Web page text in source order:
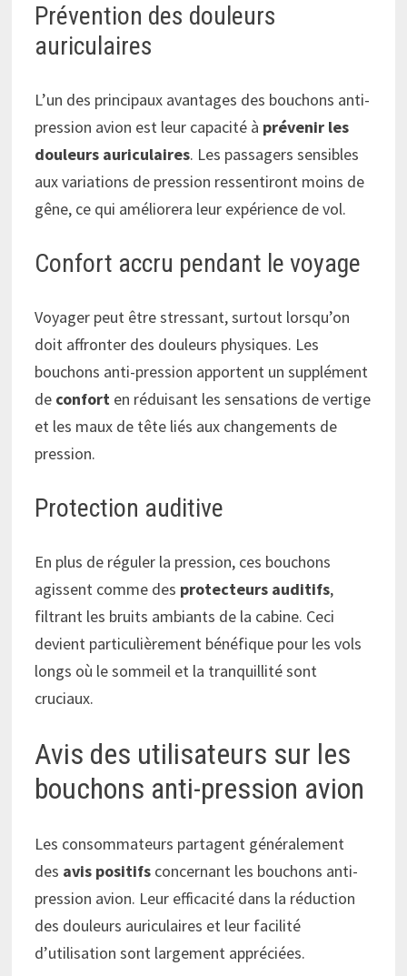
Prévention des douleurs
auriculaires
L’un des principaux avantages des bouchons anti-
pression avion est leur capacité à prévenir les
douleurs auriculaires. Les passagers sensibles
aux variations de pression ressentiront moins de
gêne, ce qui améliorera leur expérience de vol.
Confort accru pendant le voyage
Voyager peut être stressant, surtout lorsqu’on
doit affronter des douleurs physiques. Les
bouchons anti-pression apportent un supplément
de confort en réduisant les sensations de vertige
et les maux de tête liés aux changements de
pression.
Protection auditive
En plus de réguler la pression, ces bouchons
agissent comme des protecteurs auditifs,
filtrant les bruits ambiants de la cabine. Ceci
devient particulièrement bénéfique pour les vols
longs où le sommeil et la tranquillité sont
cruciaux.
Avis des utilisateurs sur les
bouchons anti-pression avion
Les consommateurs partagent généralement
des avis positifs concernant les bouchons anti-
pression avion. Leur efficacité dans la réduction
des douleurs auriculaires et leur facilité
d’utilisation sont largement appréciées.